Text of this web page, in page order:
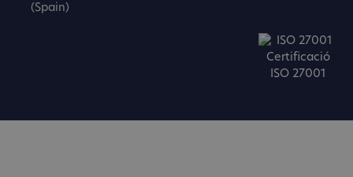
(Spain)
Certificació
ISO 27001